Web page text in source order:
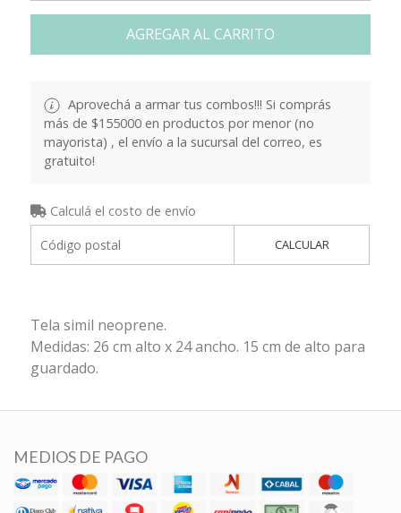
AGREGAR AL CARRITO
Aprovechá a armar tus combos!!! Si comprás
más de $155000 en productos por menor (no
mayorista) , el envío a la sucursal del correo, es
gratuito!
Calculá el costo de envío
CALCULAR
Tela simil neoprene.
Medidas: 26 cm alto x 24 ancho. 15 cm de alto para
guardado.
MEDIOS DE PAGO